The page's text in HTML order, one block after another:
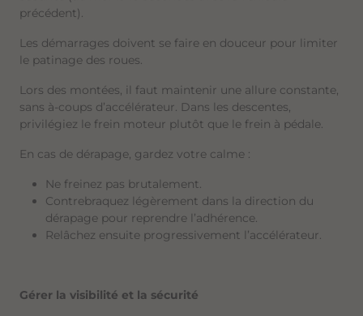
précédent).
Les démarrages doivent se faire en douceur pour limiter
le patinage des roues.
Lors des montées, il faut maintenir une allure constante,
sans à-coups d’accélérateur. Dans les descentes,
privilégiez le frein moteur plutôt que le frein à pédale.
En cas de dérapage, gardez votre calme :
Ne freinez pas brutalement.
Contrebraquez légèrement dans la direction du
dérapage pour reprendre l’adhérence.
Relâchez ensuite progressivement l’accélérateur.
Gérer la visibilité et la sécurité